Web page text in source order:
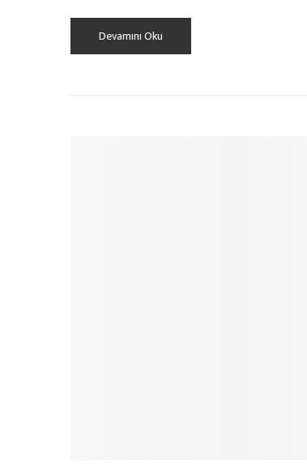
Devamını Oku